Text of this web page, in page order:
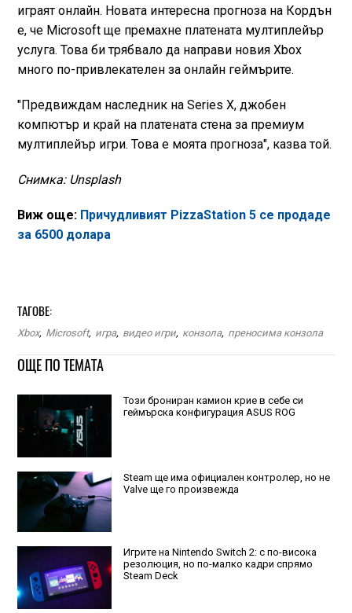
играят онлайн. Новата интересна прогноза на Кордън
е, че Microsoft ще премахне платената мултиплейър
услуга. Това би трябвало да направи новия Xbox
много по-привлекателен за онлайн геймърите.
"Предвиждам наследник на Series X, джобен
компютър и край на платената стена за премиум
мултиплейър игри. Това е моята прогноза", казва той.
Снимка: Unsplash
Виж още: Причудливият PizzaStation 5 се продаде
за 6500 долара
ТАГОВЕ:
Xbox, Microsoft, игра, видео игри, конзола, преносима конзола
ОЩЕ ПО ТЕМАТА
Този брониран камион крие в себе си
геймърска конфигурация ASUS ROG
Steam ще има официален контролер, но не
Valve ще го произвежда
Игрите на Nintendo Switch 2: с по-висока
резолюция, но по-малко кадри спрямо
Steam Deck